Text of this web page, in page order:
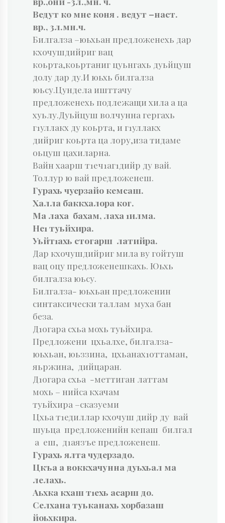
Ведут ко мне коня . ведут –наст.
вр., 3л.мн.ч.
Билгалза –юьхьан предложенехь дар
кхочушдийриг вац
коьрта,коьртаниг цуьнгахь дуьйцуш
долу дар ду.И юьхь билгалза
юьсу.Цундела ишттачу
предложенехь подлежащи хила а ца
хуьлу.Дуьйцуш волчунна гергахь
г1уллакх ду коьрта, и г1уллакх
дийриг коьрта ца лору,иза тидаме
оьцуш цахиларна.
Вайн хаарш т1еч1аг1дийр ду вай.
Толлур ю вай предложенеш.
Гурахь чуерзайо кемсаш.
Халла баккхалора ког.
Ма лаха бахам, лаха 1илма.
Не1 туьйхира.
Уьйт1ахь стогарш латийра.
Дар кхочушдийриг мила ву гойтуш
вац оцу предложенешкахь. Юьхь
билгалза юьсу.
Билгалза- юьхьан предложенин
синтаксически таллам муха бан
беза.
Д1огара схьа мохь туьйхира.
Предложени цхьалхе, билгалза-
юьхьан, юьззина, цхьанах1оттаман,
яьржина, дийцаран.
Д1огара схьа -меттиган латтам
мохь – нийса кхачам
туьйхира –сказуеми
Цхьа т1едиллар кхочуш дийр ду вай
шуьца предложенийн кепаш билгал
а еш, д1аязъе предложенеш.
Гурахь ялта чудерзадо.
Цкъа а воккхачунна дуьхьал ма
лелахь.
Аьхка кхаш т1ехь асарш до.
Селхана туьканахь хорбазаш
йоьхкира.